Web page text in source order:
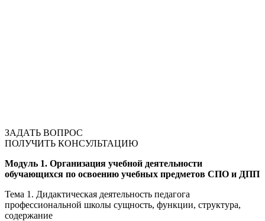
ЗАДАТЬ ВОПРОС
ПОЛУЧИТЬ КОНСУЛЬТАЦИЮ
Модуль 1. Организация учебной деятельности
обучающихся по освоению учебных предметов СПО и ДПП
Тема 1. Дидактическая деятельность педагога
профессиональной школы сущность, функции, структура,
содержание